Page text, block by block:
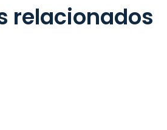
relacionados